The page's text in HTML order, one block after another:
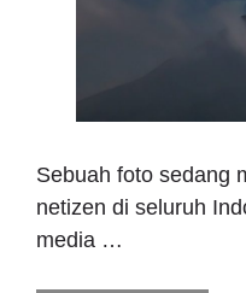
Sebuah foto sedang
netizen di seluruh
media …